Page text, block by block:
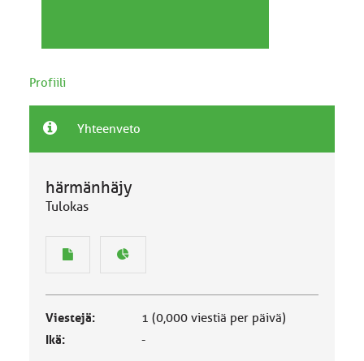
Profiili
Yhteenveto
härmänhäjy
Tulokas
Viestejä:
1 (0,000 viestiä per päivä)
Ikä:
-